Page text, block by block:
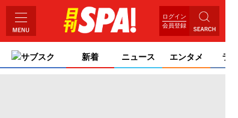
ログイン
会員登録
サブスク 新着 ニュース エンタメ ライ